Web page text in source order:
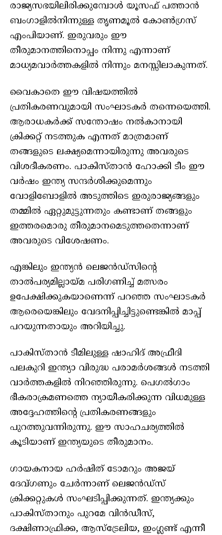
രാജ്യസഭയിലിരിക്കുമ്പോൾ യൂസഫ് പത്താൻ
ബംഗാളിൽനിന്നുള്ള തൃണമൂൽ കോൺഗ്രസ്
എംപിയാണ്. ഇരുവരും ഈ
തീരുമാനത്തിനൊപ്പം നിന്നു എന്നാണ്
മാധ്യമവാർത്തകളിൽ നിന്നും മനസ്സിലാകുന്നത്.
വൈകാതെ ഈ വിഷയത്തിൽ
പ്രതികരണവുമായി സംഘാടകർ തന്നെയെത്തി.
ആരാധകർക്ക് സന്തോഷം നൽകാനായി
ക്രിക്കറ്റ് നടത്തുക എന്നത് മാത്രമാണ്
തങ്ങളുടെ ലക്ഷ്യമെന്നായിരുന്നു അവരുടെ
വിശദീകരണം. പാകിസ്‌താൻ ഹോക്കി ടീം ഈ
വർഷം ഇന്ത്യ സന്ദർശിക്കുമെന്നും
വോളിബോളിൽ അടുത്തിടെ ഇരുരാജ്യങ്ങളും
തമ്മിൽ ഏറ്റുമുട്ടുന്നതും കണ്ടാണ് തങ്ങളും
ഇത്തരമൊരു തീരുമാനമെടുത്തതെന്നാണ്
അവരുടെ വിശേഷണം.
എങ്കിലും ഇന്ത്യൻ ലെജൻഡ്സിൻ്റെ
താൽപര്യമില്ലായ്‌മ പരിഗണിച്ച് മത്സരം
ഉപേക്ഷിക്കുകയാണെന്ന് പറഞ്ഞ സംഘാടകർ
ആരെയെങ്കിലും വേദനിപ്പിച്ചിട്ടുണ്ടെങ്കിൽ മാപ്പ്
പറയുന്നതായും അറിയിച്ചു.
പാകിസ്താൻ ടീമിലുള്ള ഷാഹിദ് അഫ്രീദി
പലകുറി ഇന്ത്യാ വിരുദ്ധ പരാമർശങ്ങൾ നടത്തി
വാർത്തകളിൽ നിറഞ്ഞിരുന്നു. പെഗൽഗാം
ഭീകരാക്രമണത്തെ ന്യായീകരിക്കുന്ന വിധമുള്ള
അദ്ദേഹത്തിന്റെ പ്രതികരണങ്ങളും
പുറത്തുവന്നിരുന്നു. ഈ സാഹചര്യത്തിൽ
കൂടിയാണ് ഇന്ത്യയുടെ തീരുമാനം.
ഗായകനായ ഹർഷിത് ടോമറും അജയ്
ദേവ്ഗണും ചേർന്നാണ് ലെജൻഡ്‌സ്
ക്രിക്കറ്റുകൾ സംഘടിപ്പിക്കുന്നത്. ഇന്ത്യക്കും
പാകിസ്‌താനും പുറമേ വിൻഡീസ്,
ദക്ഷിണാഫ്രിക്ക, ആസ്ട്രേലിയ, ഇംഗ്ലണ്ട് എന്നീ